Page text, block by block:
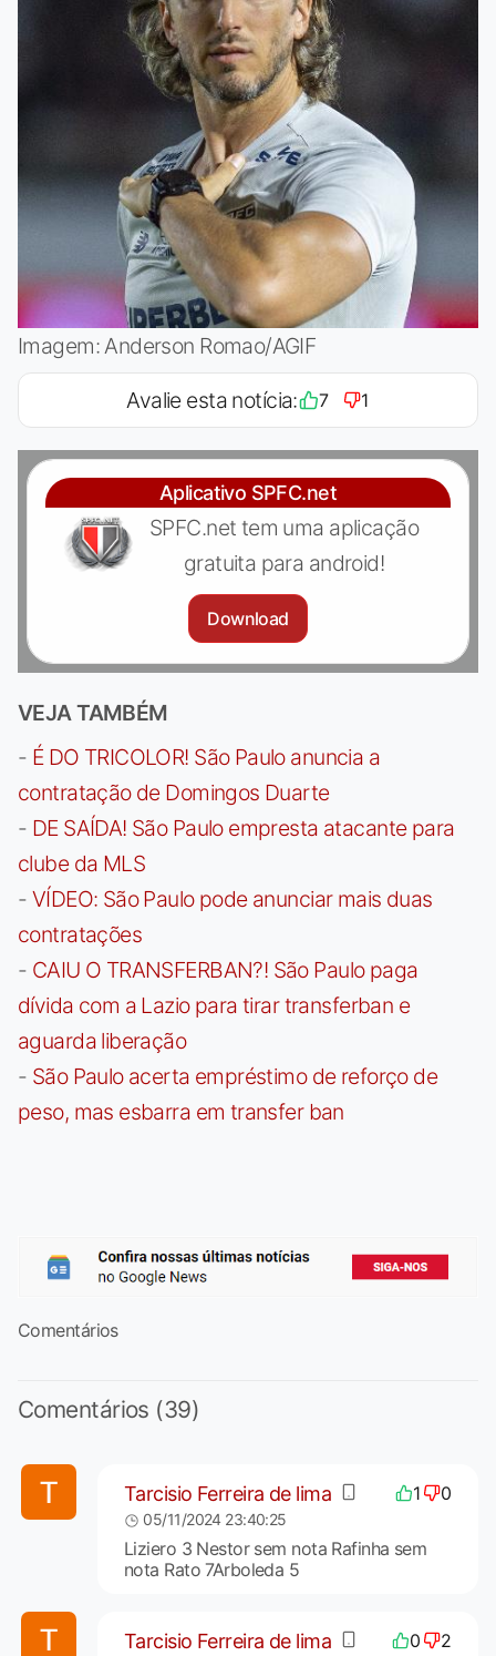
Imagem: Anderson Romao/AGIF
Avalie esta notícia: 7 1
Aplicativo SPFC.net
SPFC.net tem uma aplicação
gratuita para android!
Download
VEJA TAMBÉM
- É DO TRICOLOR! São Paulo anuncia a
contratação de Domingos Duarte
- DE SAÍDA! São Paulo empresta atacante para
clube da MLS
- VÍDEO: São Paulo pode anunciar mais duas
contratações
- CAIU O TRANSFERBAN?! São Paulo paga
dívida com a Lazio para tirar transferban e
aguarda liberação
- São Paulo acerta empréstimo de reforço de
peso, mas esbarra em transfer ban
Comentários
Comentários (39)
Tarcisio Ferreira de lima 1 0
05/11/2024 23:40:25
Liziero 3 Nestor sem nota Rafinha sem
nota Rato 7Arboleda 5
Tarcisio Ferreira de lima 0 2